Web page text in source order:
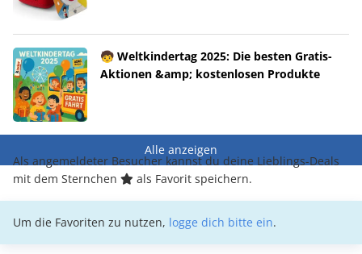
🧒 Weltkindertag 2025: Die besten Gratis-
Aktionen &amp; kostenlosen Produkte
Alle anzeigen
Als angemeldeter Besucher kannst du deine Lieblings-Deals
mit dem Sternchen
als Favorit speichern.
Um die Favoriten zu nutzen, logge dich bitte ein.